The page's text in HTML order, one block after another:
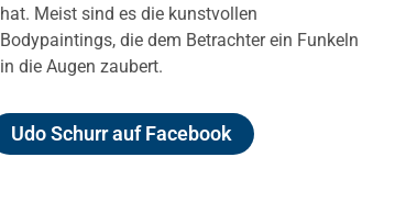
hat. Meist sind es die kunstvollen
Bodypaintings, die dem Betrachter ein Funkeln
in die Augen zaubert.
Udo Schurr auf Facebook